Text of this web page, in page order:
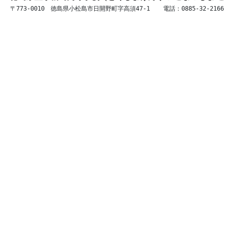
〒773-0010　徳島県小松島市日開野町字高須47-1 　 電話：0885-32-2166